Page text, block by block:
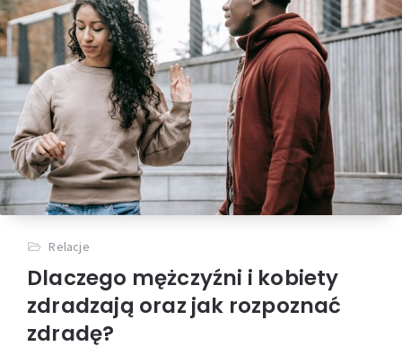
Relacje
Dlaczego mężczyźni i kobiety
zdradzają oraz jak rozpoznać
zdradę?